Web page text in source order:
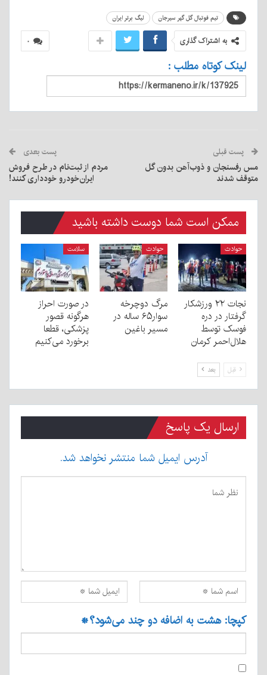
تیم فوتبال گل گهر سیرجان لیگ برتر ایران
۰ به اشتراک گذاری
لینک کوتاه مطلب :
پست قبلی
مس رفسنجان و ذوب‌آهن بدون گل
متوقف شدند
پست بعدی
مردم از ثبت‌نام در طرح فروش
ایران‌خودرو خودداری کنند!
ممکن است شما دوست داشته باشید
حوادث
نجات ۲۲ ورزشکار
گرفتار در دره
فوسک توسط
هلال‌احمر کرمان
حوادث
مرگ دوچرخه
سوار۶۵ ساله در
مسیر باغین
سلامت
در صورت احراز
هرگونه قصور
پزشکی، قطعا
برخورد می‌کنیم
قبل بعد
ارسال یک پاسخ
آدرس ایمیل شما منتشر نخواهد شد.
کپچا: هشت به اضافه دو چند می‌شود؟*